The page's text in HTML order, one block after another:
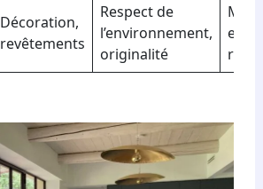
Décoration,
revêtements
Respect de
l’environnement,
originalité
en